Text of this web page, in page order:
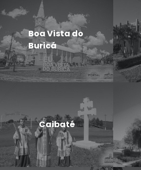
Boa Vista do
Buricá
Caibaté